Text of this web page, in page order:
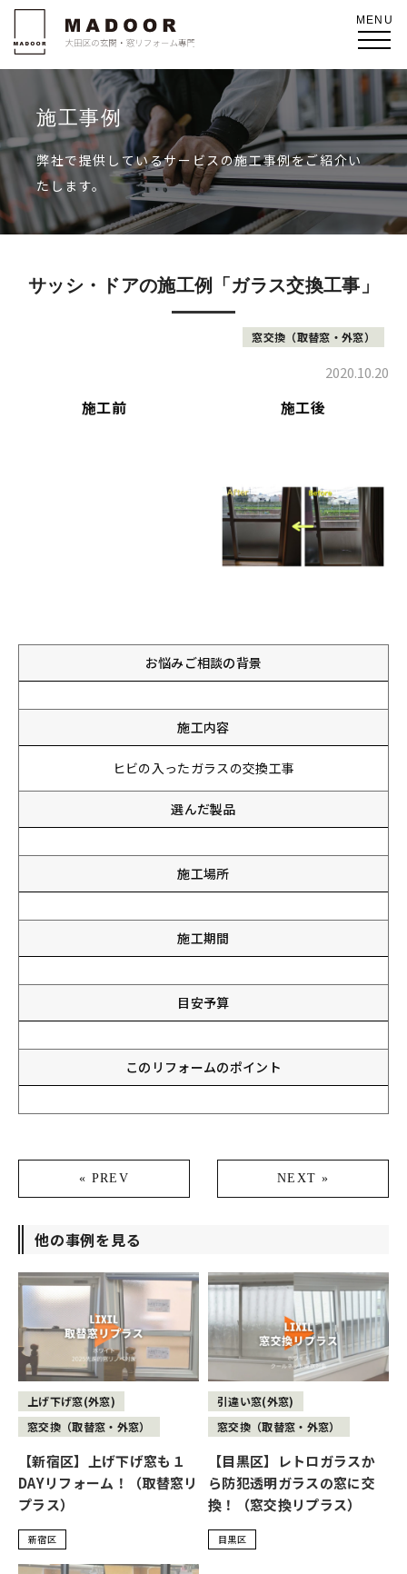
施工事例
弊社で提供しているサービスの施工事例をご紹介い
たします。
サッシ・ドアの施工例「ガラス交換工事」
窓交換（取替窓・外窓）
2020.10.20
施工前 施工後
お悩みご相談の背景
施工内容
ヒビの入ったガラスの交換工事
選んだ製品
施工場所
施工期間
目安予算
このリフォームのポイント
« PREV NEXT »
他の事例を見る
上げ下げ窓(外窓)
窓交換（取替窓・外窓）
【新宿区】上げ下げ窓も１
DAYリフォーム！（取替窓リ
プラス）
新宿区
引違い窓(外窓)
窓交換（取替窓・外窓）
【目黒区】レトロガラスか
ら防犯透明ガラスの窓に交
換！（窓交換リプラス）
目黒区